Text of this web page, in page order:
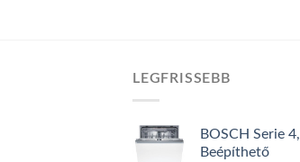
LEGFRISSEBB
BOSCH Serie 4,
Beépíthető